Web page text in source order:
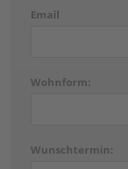
Email
Wohnform:
Wunschtermin: